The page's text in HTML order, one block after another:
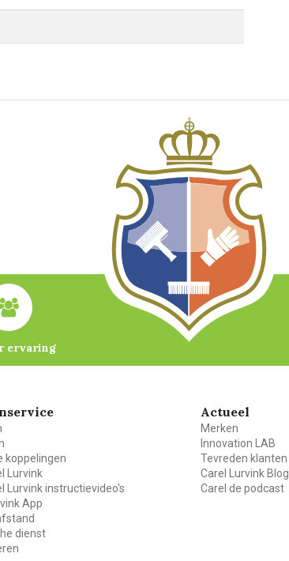
ervaring
koppelingen
Lurvink
Lurvink instructievideo's
App
dienst
Actueel
Merken
Innovation LAB
Tevreden klanten
Carel Lurvink Blog
Carel de podcast